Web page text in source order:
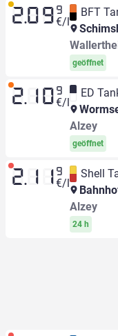
2.09 9
€/l
BFT
geöffnet
2.10 9
€/l
ED
Alzey
geöffnet
2.11 9
€/l
Shell
Alzey
24 h